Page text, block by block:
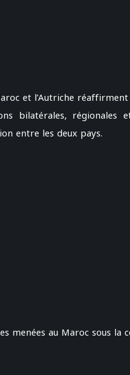
et l’Autriche
bilatérales, régionales
entre les deux pays.
menées au Maroc sous la